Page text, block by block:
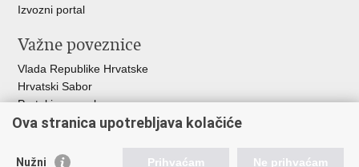
Izvozni portal
Važne poveznice
Vlada Republike Hrvatske
Hrvatski Sabor
Portal javne nabave
Centralizirani sustav za zapošljavanje
Ova stranica upotrebljava kolačiće
Nužni Prihvaćam Ne prihvaćam